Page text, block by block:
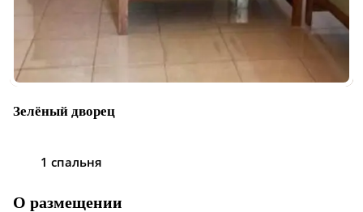
Зелёный дворец
1 спальня
О размещении